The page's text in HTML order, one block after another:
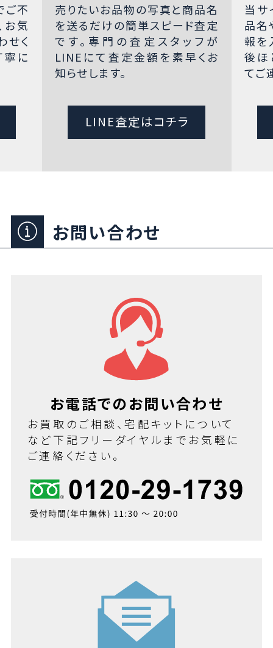
ご不
お気
せく
寧に
売りたいお品物の写真と商品名
を送るだけの簡単スピード査定
です。専門の査定スタッフが
LINEにて査定金額を素早くお
知らせします。
LINE査定はコチラ
当サ
品名
報を
後ほ
てご
お問い合わせ
お電話でのお問い合わせ
お買取のご相談、宅配キットについて
など下記フリーダイヤルまでお気軽に
ご連絡ください。